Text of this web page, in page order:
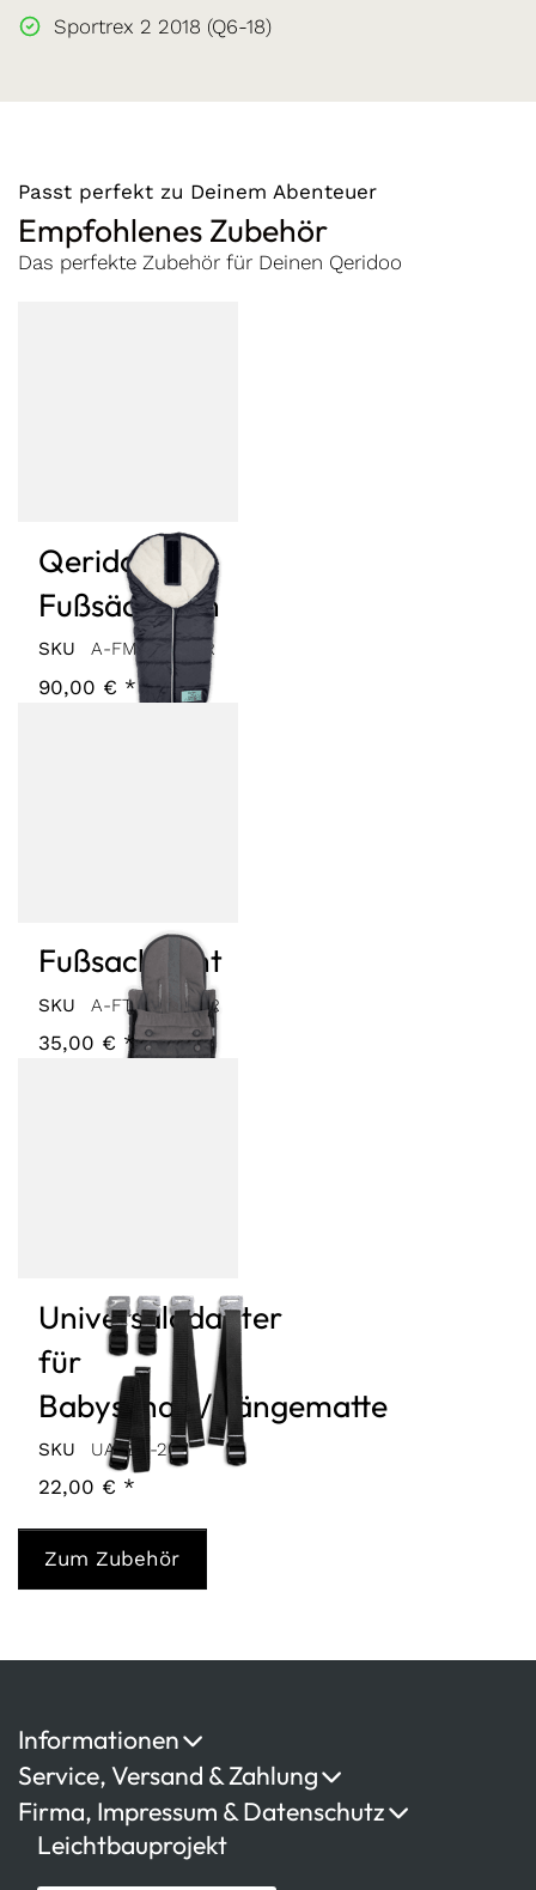
Sportrex 2 2018 (Q6-18)
Passt perfekt zu Deinem Abenteuer
Empfohlenes Zubehör
Das perfekte Zubehör für Deinen Qeridoo
Qeridoo
Fußsäckchen
SKU A-FM10-23-GR
90,00 € *
Fußsack light
SKU A-FTMF-22-GR
35,00 € *
Universaladapter
für
Babyschale/Hängematte
SKU UA-BH-20
22,00 € *
Zum Zubehör
Informationen
Service, Versand & Zahlung
Firma, Impressum & Datenschutz
Leichtbauprojekt